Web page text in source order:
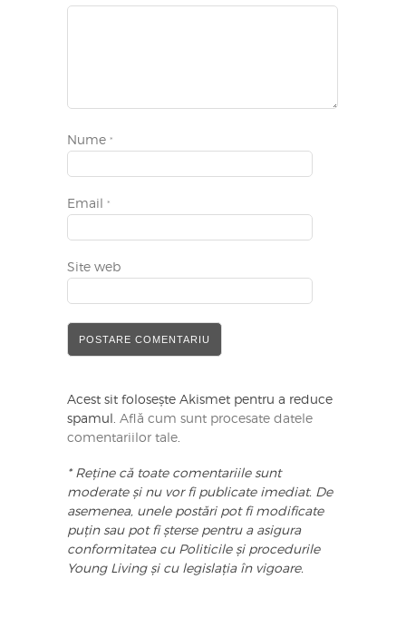
Nume *
Email *
Site web
Acest sit folosește Akismet pentru a reduce
spamul. Află cum sunt procesate datele
comentariilor tale
* Reține că toate comentariile sunt
moderate și nu vor fi publicate imediat. De
asemenea, unele postări pot fi modificate
puțin sau pot fi șterse pentru a asigura
conformitatea cu Politicile și procedurile
Young Living și cu legislația în vigoare.